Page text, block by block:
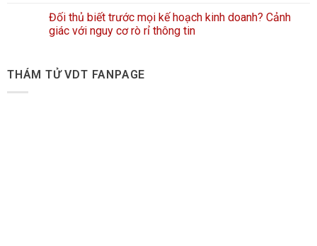
Đối thủ biết trước mọi kế hoạch kinh doanh? Cảnh
giác với nguy cơ rò rỉ thông tin
THÁM TỬ VDT FANPAGE